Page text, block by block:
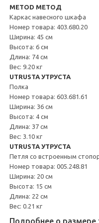
METOD МЕТОД
Каркас навесного шкафа
Номер товара: 403.680.20
Ширина: 45 см
Высота: 6 см
Длина: 74 см
Вес: 9.20 кг
UTRUSTA УТРУСТА
Полка
Номер товара: 603.681.61
Ширина: 36 см
Высота: 4 см
Длина: 37 см
Вес: 3.10 кг
UTRUSTA УТРУСТА
Петля со встроенным
Номер товара: 005.248.81
Ширина: 20 см
Высота: 15 см
Длина: 22 см
Вес: 0.21 кг
Подробнее о размере